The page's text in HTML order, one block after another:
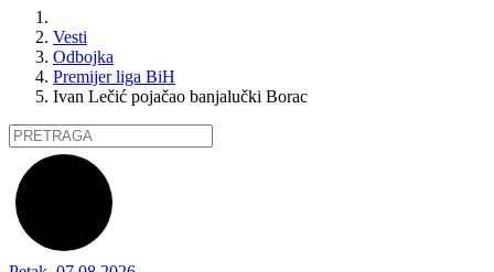
Vesti
Odbojka
Premijer liga BiH
Ivan Lečić pojačao banjalučki Borac